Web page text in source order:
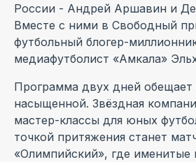
России - Андрей Аршавин и
Вместе с ними в Свободный
футбольный блогер-
медиафутболист «Амкала»
Программа двух дней обещает
насыщенной. Звёздная
мастер-классы для юных
точкой притяжения станет
«Олимпийский», где именитые